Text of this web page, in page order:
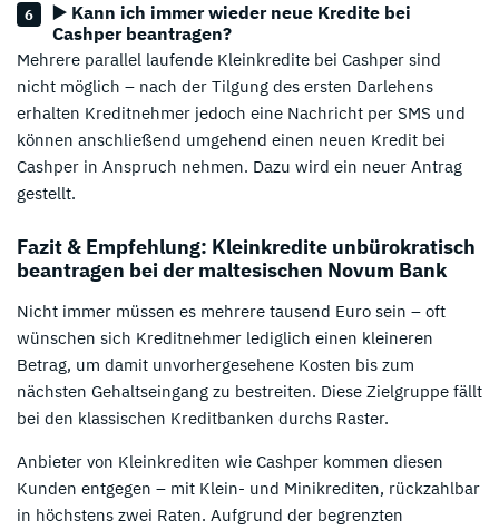
▶️ Kann ich immer wieder neue Kredite bei
Cashper beantragen?
Mehrere parallel laufende Kleinkredite bei Cashper sind
nicht möglich – nach der Tilgung des ersten Darlehens
erhalten Kreditnehmer jedoch eine Nachricht per SMS und
können anschließend umgehend einen neuen Kredit bei
Cashper in Anspruch nehmen. Dazu wird ein neuer Antrag
gestellt.
Fazit & Empfehlung: Kleinkredite unbürokratisch
beantragen bei der maltesischen Novum Bank
Nicht immer müssen es mehrere tausend Euro sein – oft
wünschen sich Kreditnehmer lediglich einen kleineren
Betrag, um damit unvorhergesehene Kosten bis zum
nächsten Gehaltseingang zu bestreiten. Diese Zielgruppe fällt
bei den klassischen Kreditbanken durchs Raster.
Anbieter von Kleinkrediten wie Cashper kommen diesen
Kunden entgegen – mit Klein- und Minikrediten, rückzahlbar
in höchstens zwei Raten. Aufgrund der begrenzten